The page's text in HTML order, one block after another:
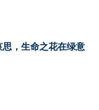
，生命之花在绿意